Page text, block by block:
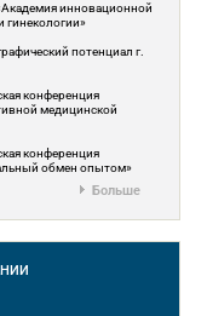
инновационной
гинекологии»
потенциал г.
конференция
медицинской
конференция
обмен опытом»
Больше